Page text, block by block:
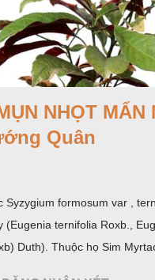
NHỌT MẨN
Quân
Syzygium formosum var ,
(Eugenia ternifolia Roxb.,
Duth). Thuộc họ Sim